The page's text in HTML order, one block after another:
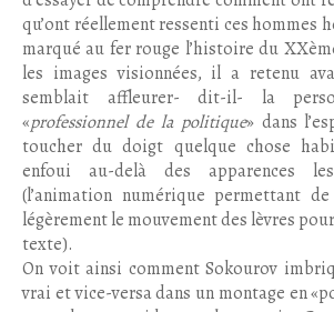
qu’ont réellement ressenti ces hommes
marqué au fer rouge l’histoire du
les images visionnées, il a retenu
semblait affleurer- dit-il- la
«professionnel de la politique» dans
toucher du doigt quelque chose
enfoui au-delà des apparences
(l’animation numérique permettant
légèrement le mouvement des lèvres
texte).
On voit ainsi comment Sokourov
vrai et vice-versa dans un montage en